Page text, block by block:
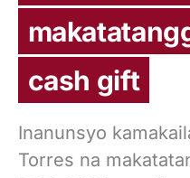
cash gift
Inanunsyo
Torres na